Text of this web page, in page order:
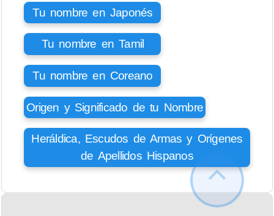
Tu nombre en Japonés
Tu nombre en Tamil
Tu nombre en Coreano
Origen y Significado de tu Nombre
Heráldica, Escudos de Armas y Orígenes
de Apellidos Hispanos